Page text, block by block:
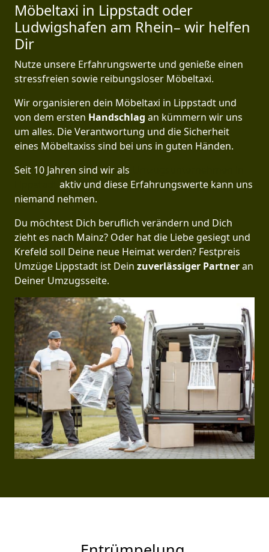
Möbeltaxi in Lippstadt oder
Ludwigshafen am Rhein– wir helfen
Dir
Nutze unsere Erfahrungswerte und genieße einen
stressfreien sowie reibungsloser Möbeltaxi.
Wir organisieren dein Möbeltaxi in Lippstadt und
von dem ersten Handschlag an kümmern wir uns
um alles. Die Verantwortung und die Sicherheit
eines Möbeltaxiss sind bei uns in guten Händen.
Seit 10 Jahren sind wir als
aktiv und diese Erfahrungswerte kann uns
niemand nehmen.
Du möchtest Dich beruflich verändern und Dich
zieht es nach Mainz? Oder hat die Liebe gesiegt und
Krefeld soll Deine neue Heimat werden? Festpreis
Umzüge Lippstadt ist Dein zuverlässiger Partneran
Deiner Umzugsseite.